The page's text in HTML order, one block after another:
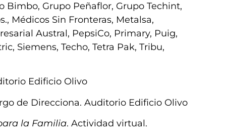
Bimbo, Grupo Peñaflor, Grupo Techint,
Médicos Sin Fronteras, Metalsa,
Austral, PepsiCo, Primary, Puig,
Siemens, Techo, Tetra Pak, Tribu,
Edificio Olivo
de Direcciona. Auditorio Edificio Olivo
la Familia. Actividad virtual.